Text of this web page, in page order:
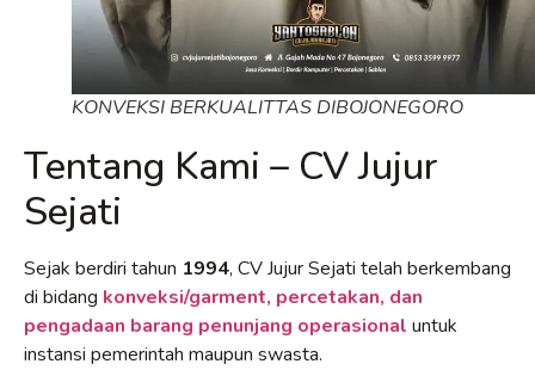
KONVEKSI BERKUALITTAS DIBOJONEGORO
Tentang Kami – CV Jujur
Sejati
Sejak berdiri tahun 1994, CV Jujur Sejati telah berkembang
di bidang konveksi/garment, percetakan, dan
pengadaan barang penunjang operasional untuk
instansi pemerintah maupun swasta.